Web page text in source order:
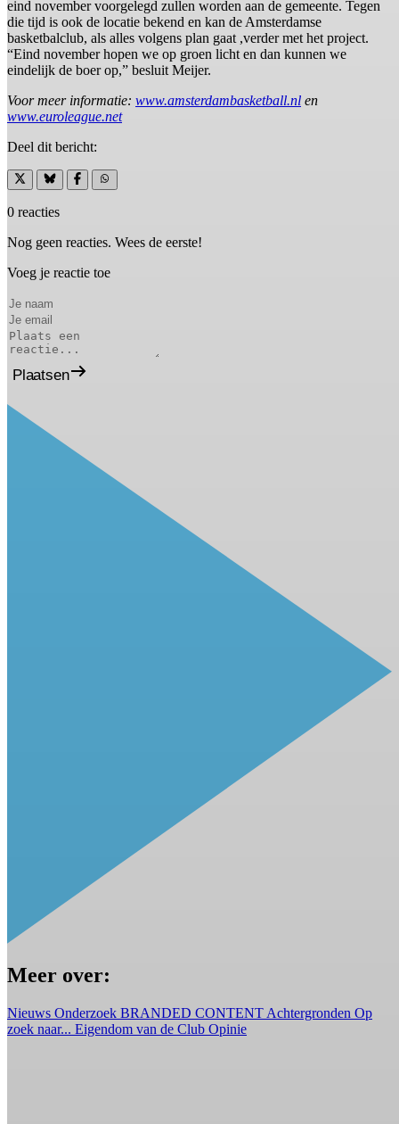
eind november voorgelegd zullen worden aan de gemeente. Tegen
die tijd is ook de locatie bekend en kan de Amsterdamse
basketbalclub, als alles volgens plan gaat ,verder met het project.
“Eind november hopen we op groen licht en dan kunnen we
eindelijk de boer op,” besluit Meijer.
Voor meer informatie: www.amsterdambasketball.nl en
www.euroleague.net
Deel dit bericht:
0 reacties
Nog geen reacties. Wees de eerste!
Voeg je reactie toe
Plaatsen
Meer over:
Nieuws Onderzoek BRANDED CONTENT Achtergronden Op
zoek naar... Eigendom van de Club Opinie